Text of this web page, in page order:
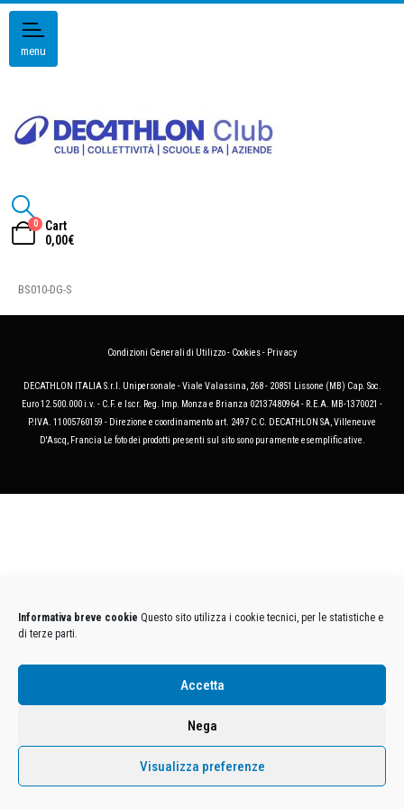
Informativa breve cookie Questo sito utilizza i cookie tecnici, per le statistiche e
di terze parti.
Accetta
Nega
Visualizza preferenze
menu
0
Cart
0,00€
BS010-DG-S
Condizioni Generali di Utilizzo- Cookies- Privacy
DECATHLON ITALIA S.r.l. Unipersonale - Viale Valassina, 268 - 20851 Lissone (MB) Cap. Soc.
Euro 12.500.000 i.v. - C.F. e Iscr. Reg. Imp. Monza e Brianza 02137480964 - R.E.A. MB-1370021 -
P.IVA. 11005760159 - Direzione e coordinamento art. 2497 C.C. DECATHLON SA, Villeneuve
D'Ascq, Francia Le foto dei prodotti presenti sul sito sono puramente esemplificative.